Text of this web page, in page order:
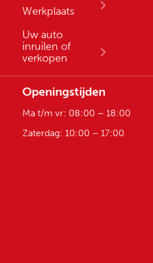
Werkplaats
Uw auto
inruilen of
verkopen
Openingstijden
Ma t/m vr: 08:00 – 18:00
Zaterdag: 10:00 – 17:00